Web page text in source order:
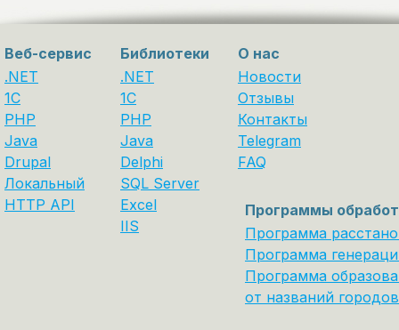
Веб-сервис
.NET
1C
PHP
Java
Drupal
Локальный
HTTP API
Библиотеки
.NET
1С
PHP
Java
Delphi
SQL Server
Excel
IIS
О нас
Новости
Отзывы
Контакты
Telegram
FAQ
Программы
Программа
Программа
Программа
от названий